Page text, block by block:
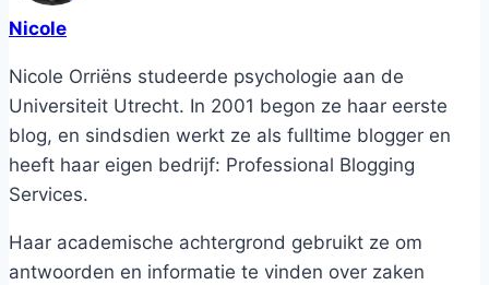
Nicole
Nicole Orriëns studeerde psychologie aan de
Universiteit Utrecht. In 2001 begon ze haar eerste
blog, en sindsdien werkt ze als fulltime blogger en
heeft haar eigen bedrijf: Professional Blogging
Services.
Haar academische achtergrond gebruikt ze om
antwoorden en informatie te vinden over zaken